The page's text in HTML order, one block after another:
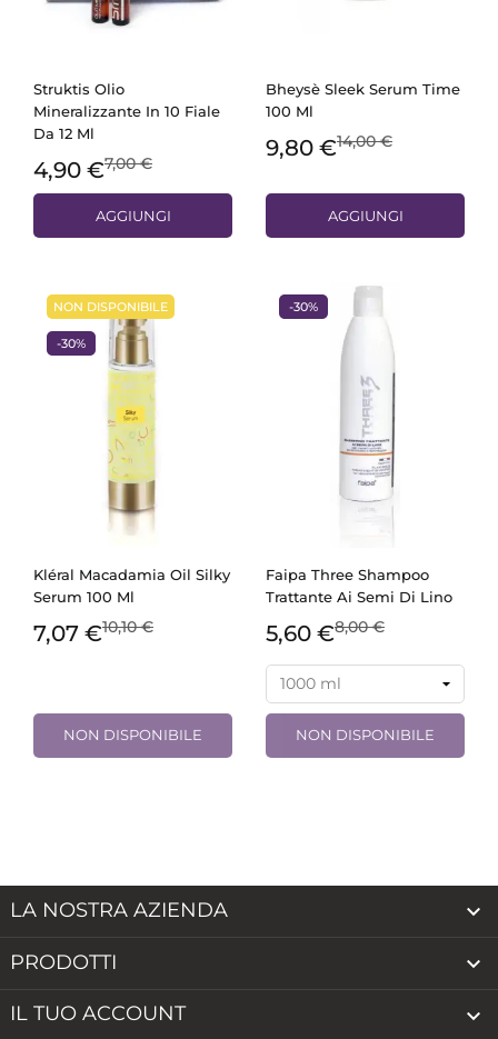
Struktis Olio
Mineralizzante In 10 Fiale
Da 12 Ml
4,90 €7,00 €
AGGIUNGI
Bheysè Sleek Serum Time
100 Ml
9,80 €14,00 €
AGGIUNGI
Kléral Macadamia Oil Silky
Serum 100 Ml
7,07 €10,10 €
NON DISPONIBILE
NON DISPONIBILE
-30%
Faipa Three Shampoo
Trattante Ai Semi Di Lino
5,60 €8,00 €
NON DISPONIBILE
-30%
LA NOSTRA AZIENDA 
PRODOTTI 
IL TUO ACCOUNT 